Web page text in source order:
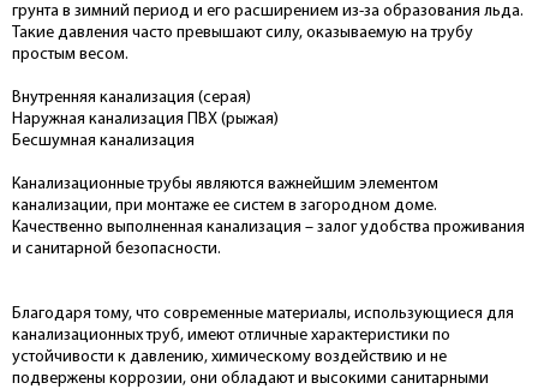
грунта в зимний период и его расширением из-за образования льда.
Такие давления часто превышают силу, оказываемую на трубу
простым весом.
Внутренняя канализация (серая)
Наружная канализация ПВХ (рыжая)
Бесшумная канализация
Канализационные трубы являются важнейшим элементом
канализации, при монтаже ее систем в загородном доме.
Качественно выполненная канализация – залог удобства проживания
и санитарной безопасности.
Благодаря тому, что современные материалы, использующиеся для
канализационных труб, имеют отличные характеристики по
устойчивости к давлению, химическому воздействию и не
подвержены коррозии, они обладают и высокими санитарными